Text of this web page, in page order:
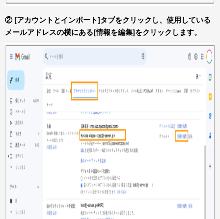
② [アカウントとインポート]タブをクリックし、使用している
メールアドレスの横にある[情報を編集]をクリックします。